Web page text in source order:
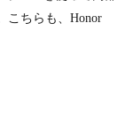
こちらも、 Honor